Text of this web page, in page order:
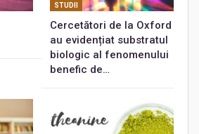
STUDII
Cercetători de la Oxford
au evidențiat substratul
biologic al fenomenului
benefic de…